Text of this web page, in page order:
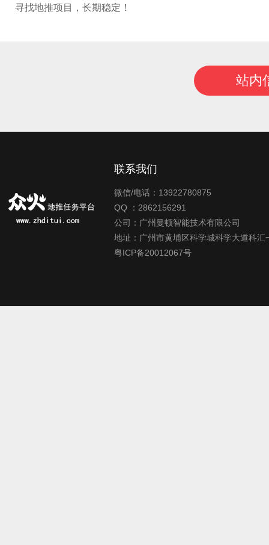
寻找地推项目，长期稳定！
站内
联系我们
微信/电话：13922780875
QQ ：2862156291
公司：广州曼顿智能技术有限公司
地址：广州市黄埔区科学城科学大道科汇
粤ICP备20012067号